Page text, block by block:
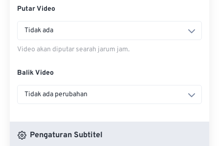
Putar Video
Tidak ada
Video akan diputar searah jarum jam.
Balik Video
Tidak ada perubahan
Pengaturan Subtitel